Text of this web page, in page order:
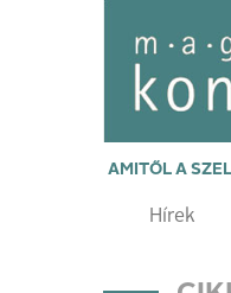
AMITŐL A
Hírek